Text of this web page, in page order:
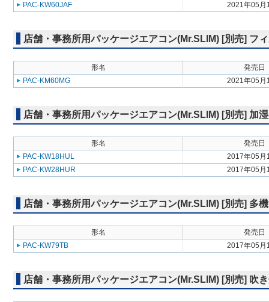
PAC-KW60JAF
2021年05月
店舗・事務所用パッケージエアコン(Mr.SLIM) [別売] フ
形名
発売日
PAC-KM60MG
2021年05月
店舗・事務所用パッケージエアコン(Mr.SLIM) [別売] 加
形名
発売日
PAC-KW18HUL
2017年05月
PAC-KW28HUR
2017年05月
店舗・事務所用パッケージエアコン(Mr.SLIM) [別売] 多
形名
発売日
PAC-KW79TB
2017年05月
店舗・事務所用パッケージエアコン(Mr.SLIM) [別売] 吹